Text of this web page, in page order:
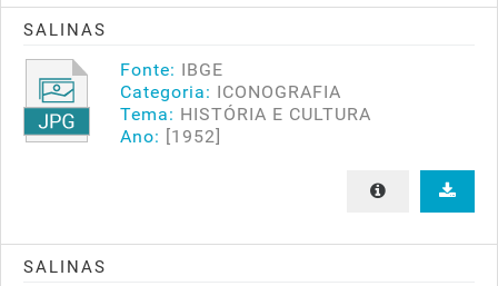
SALINAS
Fonte: IBGE
Categoria: ICONOGRAFIA
Tema: HISTÓRIA E CULTURA
Ano: [1952]
SALINAS